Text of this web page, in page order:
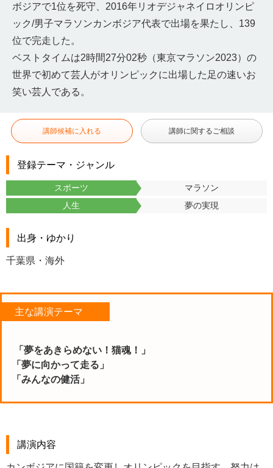
ボジアで1位を死守、2016年リオデジャネイロオリンピ
ック/男子マラソンカンボジア代表で出場を果たし、139
位で完走した。
ベストタイムは2時間27分02秒（東京マラソン2023）の
世界で初めて芸人がオリンピックに出場した足の速いお
笑い芸人である。
講師候補に入れる 講師に関するご相談
登録テーマ・ジャンル
スポーツ
マラソン
人生
夢の実現
出身・ゆかり
千葉県・海外
主な講演テーマ
「夢をあきらめない！猫魂！」
「夢に向かって走る」
「みんなの健活」
講演内容